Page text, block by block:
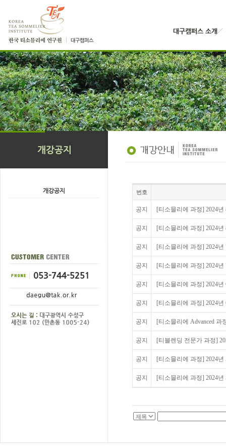
번호
공지 [티소믈리에 과정] 2024
공지 [티소믈리에 과정] 2024
공지 [티소믈리에 과정] 2024
공지 [티소믈리에 과정] 2024
공지 [티소믈리에 과정] 2024
공지 [티소믈리에 과정] 2024
공지 [티소믈리에 Advanced 과
공지 [티블렌딩 전문가 과정]
공지 [티소믈리에 과정] 2024
공지 [티소믈리에 과정] 2024